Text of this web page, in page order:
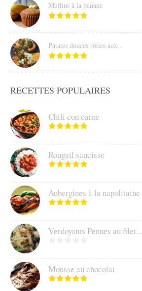
Muffins à la banane
Patates douces rôties aux...
RECETTES POPULAIRES
Chili con carne
Rougail saucisse
Aubergines à la napolitaine
Verdoyants Pennes au filet...
Mousse au chocolat